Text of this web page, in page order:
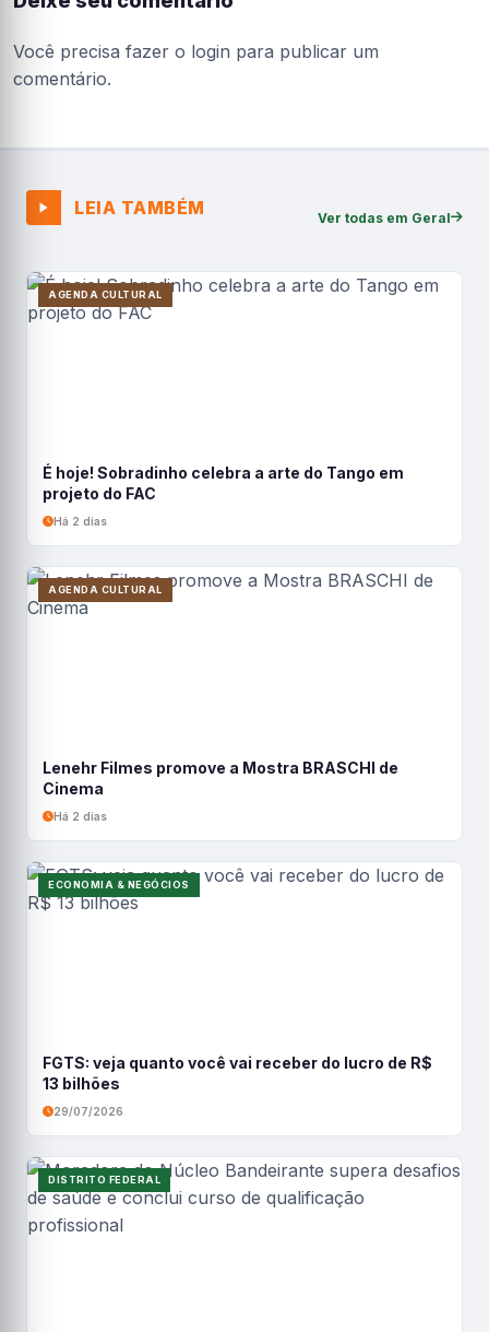
Você precisa fazer o login para publicar um
comentário.
LEIA TAMBÉM Ver todas em Geral
AGENDA CULTURAL
É hoje! Sobradinho celebra a arte do Tango em
projeto do FAC
Há 2 dias
AGENDA CULTURAL
Lenehr Filmes promove a Mostra BRASCHI de
Cinema
Há 2 dias
ECONOMIA & NEGÓCIOS
FGTS: veja quanto você vai receber do lucro de R$
13 bilhões
29/07/2026
DISTRITO FEDERAL